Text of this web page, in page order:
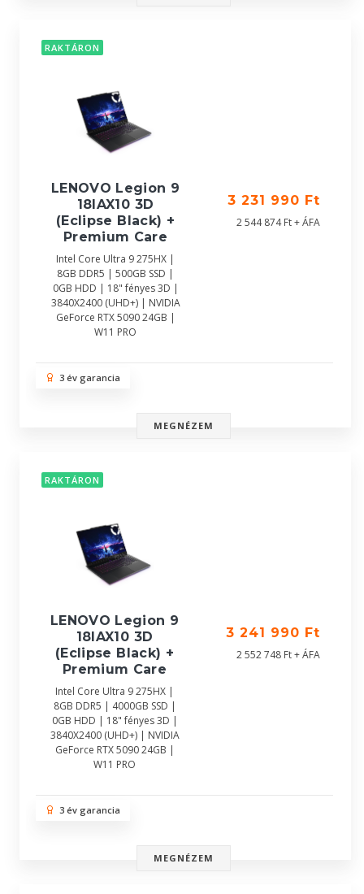
RAKTÁRON
LENOVO Legion 9
18IAX10 3D
(Eclipse Black) +
Premium Care
Intel Core Ultra 9 275HX |
8GB DDR5 | 500GB SSD |
0GB HDD | 18" fényes 3D |
3840X2400 (UHD+) | NVIDIA
GeForce RTX 5090 24GB |
W11 PRO
3 231 990 Ft
2 544 874 Ft + ÁFA
3 év garancia
MEGNÉZEM
RAKTÁRON
LENOVO Legion 9
18IAX10 3D
(Eclipse Black) +
Premium Care
Intel Core Ultra 9 275HX |
8GB DDR5 | 4000GB SSD |
0GB HDD | 18" fényes 3D |
3840X2400 (UHD+) | NVIDIA
GeForce RTX 5090 24GB |
W11 PRO
3 241 990 Ft
2 552 748 Ft + ÁFA
3 év garancia
MEGNÉZEM